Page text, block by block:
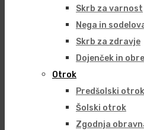
Skrb za varnost
Nega in
Skrb za zdravje
Dojenček in
Otrok
Predšolski otrok
Šolski otrok
Zgodnja